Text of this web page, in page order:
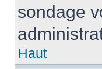
sondage
Haut